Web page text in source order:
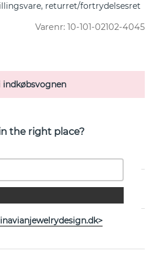
returret/fortrydelsesret
Varenr: 10-101-02102-4045
15 arbejdsdage
the right place?